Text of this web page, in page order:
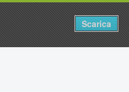
Scarica